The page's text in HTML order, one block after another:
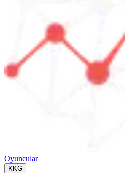
Oyuncular
KKG